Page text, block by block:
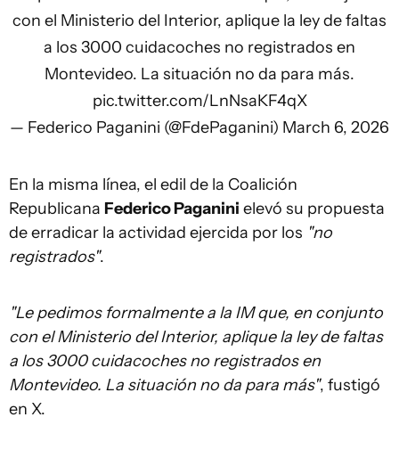
con el Ministerio del Interior, aplique la ley de faltas
a los 3000 cuidacoches no registrados en
Montevideo. La situación no da para más.
pic.twitter.com/LnNsaKF4qX
— Federico Paganini (@FdePaganini) March 6, 2026
En la misma línea, el edil de la Coalición
Republicana Federico Paganini elevó su propuesta
de erradicar la actividad ejercida por los "no
registrados".
"Le pedimos formalmente a la IM que, en conjunto
con el Ministerio del Interior, aplique la ley de faltas
a los 3000 cuidacoches no registrados en
Montevideo. La situación no da para más", fustigó
en X.